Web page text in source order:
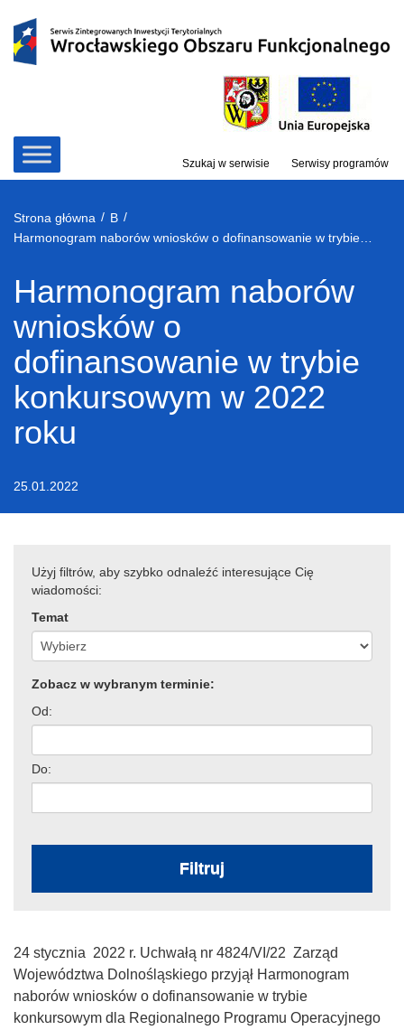
treści
Szukaj w serwisie Serwisy programów
Strona główna / B /
Harmonogram naborów
wniosków o
dofinansowanie w trybie
konkursowym w 2022
roku
25.01.2022
Użyj filtrów, aby szybko odnaleźć interesujące Cię
wiadomości:
Temat
Zobacz w wybranym terminie:
Od:
Do:
Filtruj
24 stycznia 2022 r. Uchwałą nr 4824/VI/22 Zarząd
Województwa Dolnośląskiego przyjął Harmonogram
naborów wniosków o dofinansowanie w trybie
konkursowym dla Regionalnego Programu Operacyjnego